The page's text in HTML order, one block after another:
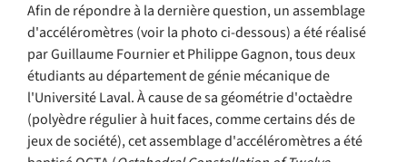
Afin de répondre à la dernière question, un assemblage
d'accéléromètres (voir la photo ci-dessous) a été réalisé
par Guillaume Fournier et Philippe Gagnon, tous deux
étudiants au département de génie mécanique de
l'Université Laval. À cause de sa géométrie d'octaèdre
(polyèdre régulier à huit faces, comme certains dés de
jeux de société), cet assemblage d'accéléromètres a été